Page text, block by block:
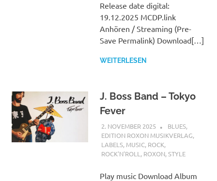
Release date digital:
19.12.2025 MCDP.link
Anhören / Streaming (Pre-
Save Permalink) Download[…]
WEITERLESEN
J. Boss Band – Tokyo
Fever
2. NOVEMBER 2025 STEFANBRAUN
BLUES,
EDITION ROXON MUSIKVERLAG,
LABELS, MUSIC, ROCK,
ROCK'N'ROLL , ROXON,STYLE
Play music Download Album